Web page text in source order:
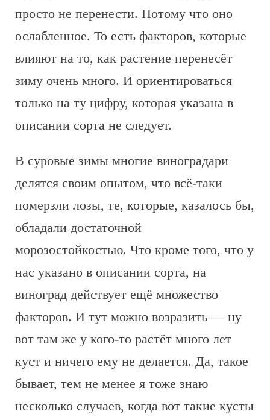
просто не перенести. Потому что оно
ослабленное. То есть факторов, которые
влияют на то, как растение перенесёт
зиму очень много. И ориентироваться
только на ту цифру, которая указана в
описании сорта не следует.
В суровые зимы многие виноградари
делятся своим опытом, что всё-таки
померзли лозы, те, которые, казалось бы,
обладали достаточной
морозостойкостью. Что кроме того, что у
нас указано в описании сорта, на
виноград действует ещё множество
факторов. И тут можно возразить — ну
вот там же у кого-то растёт много лет
куст и ничего ему не делается. Да, такое
бывает, тем не менее я тоже знаю
несколько случаев, когда вот такие кусты